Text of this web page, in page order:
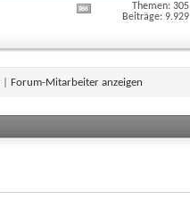
Themen: 305
Beiträge: 9.929
Forum-Mitarbeiter anzeigen